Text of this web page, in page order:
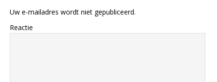
Uw e-mailadres wordt niet gepubliceerd.
Reactie